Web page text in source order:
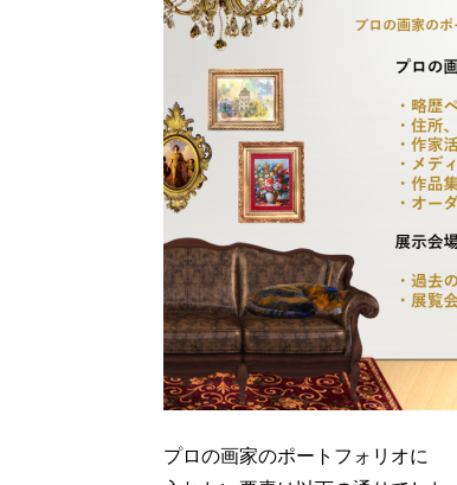
プロの画家のポートフォリオに